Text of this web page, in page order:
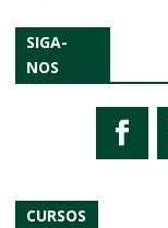
SIGA-
NOS
CURSOS